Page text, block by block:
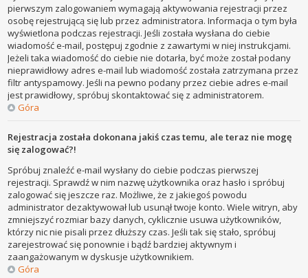
pierwszym zalogowaniem wymagają aktywowania rejestracji przez
osobę rejestrującą się lub przez administratora. Informacja o tym była
wyświetlona podczas rejestracji. Jeśli została wysłana do ciebie
wiadomość e-mail, postępuj zgodnie z zawartymi w niej instrukcjami.
Jeżeli taka wiadomość do ciebie nie dotarła, być może został podany
nieprawidłowy adres e-mail lub wiadomość została zatrzymana przez
filtr antyspamowy. Jeśli na pewno podany przez ciebie adres e-mail
jest prawidłowy, spróbuj skontaktować się z administratorem.
Góra
Rejestracja została dokonana jakiś czas temu, ale teraz nie mogę
się zalogować?!
Spróbuj znaleźć e-mail wysłany do ciebie podczas pierwszej
rejestracji. Sprawdź w nim nazwę użytkownika oraz hasło i spróbuj
zalogować się jeszcze raz. Możliwe, że z jakiegoś powodu
administrator dezaktywował lub usunął twoje konto. Wiele witryn, aby
zmniejszyć rozmiar bazy danych, cyklicznie usuwa użytkowników,
którzy nic nie pisali przez dłuższy czas. Jeśli tak się stało, spróbuj
zarejestrować się ponownie i bądź bardziej aktywnym i
zaangażowanym w dyskusje użytkownikiem.
Góra